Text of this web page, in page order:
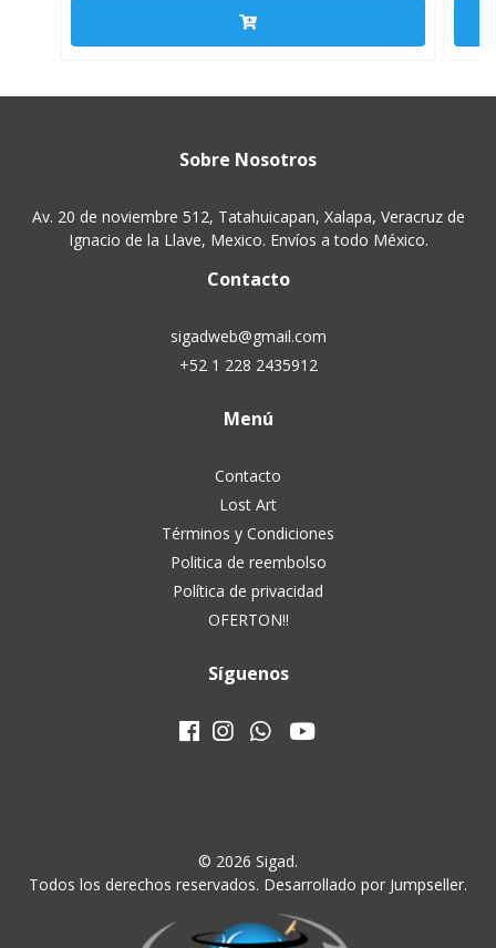
Sobre Nosotros
Av. 20 de noviembre 512, Tatahuicapan, Xalapa, Veracruz de
Ignacio de la Llave, Mexico. Envíos a todo México.
Contacto
sigadweb@gmail.com
+52 1 228 2435912
Menú
Contacto
Lost Art
Términos y Condiciones
Politica de reembolso
Política de privacidad
OFERTON!!
Síguenos
© 2026 Sigad.
Todos los derechos reservados. Desarrollado por Jumpseller.